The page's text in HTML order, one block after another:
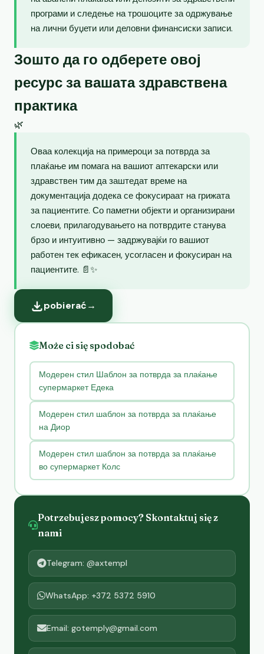
програми и следење на трошоците за одржување
на лични буџети или деловни финансиски записи.
Зошто да го одберете овој
ресурс за вашата здравствена
практика
🌿
Оваа колекција на примероци за потврда за
плаќање им помага на вашиот аптекарски или
здравствен тим да заштедат време на
документација додека се фокусираат на грижата
за пациентите. Со паметни објекти и организирани
слоеви, прилагодувањето на потврдите станува
брзо и интуитивно — задржувајќи го вашиот
работен тек ефикасен, усогласен и фокусиран на
пациентите. 📄✨
pobierać→
Może ci się spodobać
Модерен стил Шаблон за потврда за плаќање
супермаркет Едека
Модерен стил шаблон за потврда за плаќање
на Диор
Модерен стил шаблон за потврда за плаќање
во супермаркет Колс
Potrzebujesz pomocy? Skontaktuj się z
nami
Telegram: @axtempl
WhatsApp: +372 5372 5910
Email: gotemply@gmail.com